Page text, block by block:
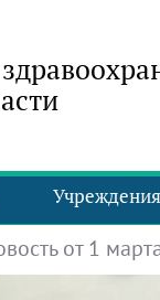
Учреждения
от 1